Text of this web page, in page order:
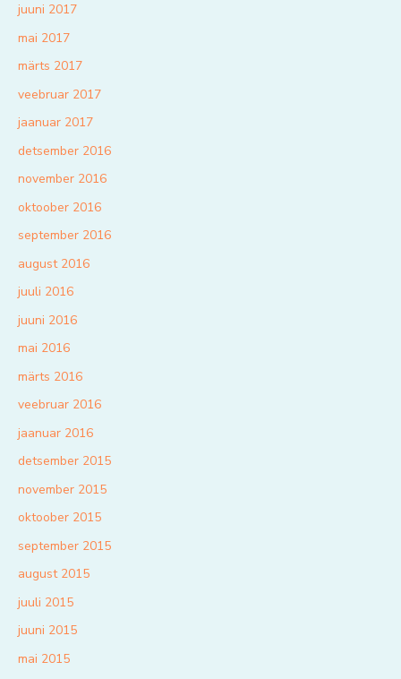
juuni 2017
mai 2017
märts 2017
veebruar 2017
jaanuar 2017
detsember 2016
november 2016
oktoober 2016
september 2016
august 2016
juuli 2016
juuni 2016
mai 2016
märts 2016
veebruar 2016
jaanuar 2016
detsember 2015
november 2015
oktoober 2015
september 2015
august 2015
juuli 2015
juuni 2015
mai 2015